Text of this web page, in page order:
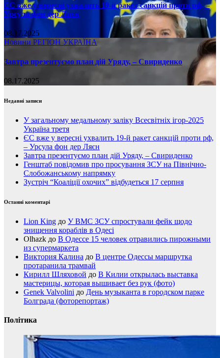
ЄС вже у вересні ухвалить 19-й ракет санкцій проти рф, –
Урсула фон дер Ляєн
08.17.2025
Новини РЕГІОН УКРАЇНА
Завтра презентуємо план дій Уряду, – Свириденко
08.17.2025
Недавні записи
У загальному медальному заліку Всесвітніх ігор-2025
Україна третя
ЄС вже у вересні ухвалить 19-й ракет санкцій проти рф,
– Урсула фон дер Ляєн
Завтра презентуємо план дій Уряду, – Свириденко
Генштаб повідомив про просування ЗСУ на Північно-
Слобожанському напрямку
Зустріч “Коаліції охочих” відбудеться 17 серпня
Останні коментарі
Lion King до У ВМС ЗСУ спростували фейк щодо
знищення кораблів в Одесі
Olhazk до В Одессе 15 человек отравились пирожными
из супермаркета
Виктория Калина до В центре Одессы маршрутка
протаранила трамвай
Кирилл Шляховой до В Килии открылась выставка
мастерицы, которая вышивает без рук (фото)
Genek Valvolini до День музыканта в городском парке
Болграда (фоторепортаж)
Політика